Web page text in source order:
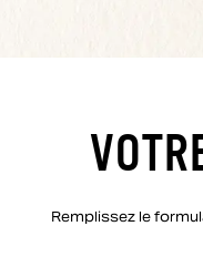
Remplissez le